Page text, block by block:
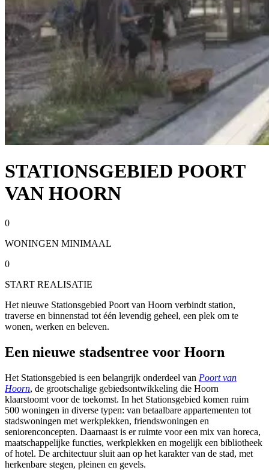
STATIONSGEBIED POORT
VAN HOORN
0
WONINGEN MINIMAAL
0
START REALISATIE
Het nieuwe Stationsgebied Poort van Hoorn verbindt station,
traverse en binnenstad tot één levendig geheel, een plek om te
wonen, werken en beleven.
Een nieuwe stadsentree voor Hoorn
Het Stationsgebied is een belangrijk onderdeel van Poort van
Hoorn, de grootschalige gebiedsontwikkeling die Hoorn
klaarstoomt voor de toekomst. In het Stationsgebied komen ruim
500 woningen in diverse typen: van betaalbare appartementen tot
stadswoningen met werkplekken, friendswoningen en
seniorenconcepten. Daarnaast is er ruimte voor een mix van horeca,
maatschappelijke functies, werkplekken en mogelijk een bibliotheek
of hotel. De architectuur sluit aan op het karakter van de stad, met
herkenbare stegen, pleinen en gevels.